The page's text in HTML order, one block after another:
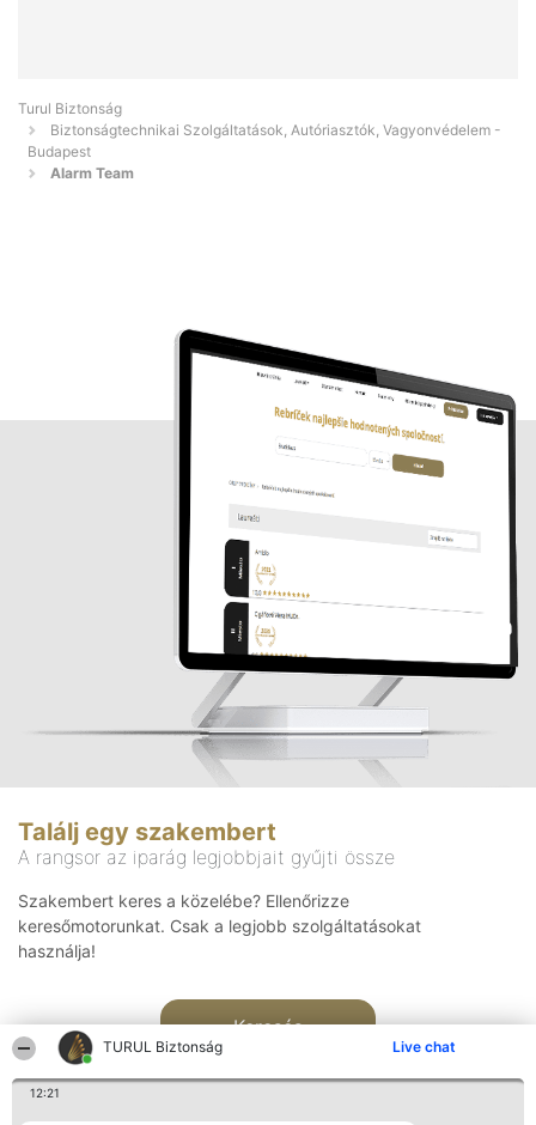
TURUL Biztonság Live chat
12:21
Turul Biztonság
Biztonságtechnikai Szolgáltatások, Autóriasztók, Vagyonvédelem -
Budapest
Alarm Team
Találj egy szakembert
A rangsor az iparág legjobbjait gyűjti össze
Szakembert keres a közelébe? Ellenőrizze
keresőmotorunkat. Csak a legjobb szolgáltatásokat
használja!
Keresés